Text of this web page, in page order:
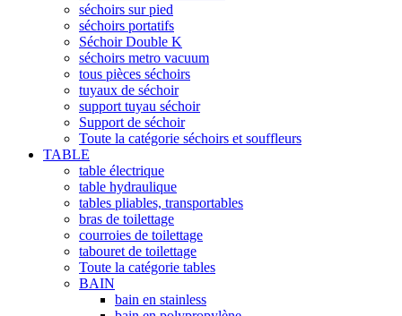
séchoirs sur pied
séchoirs portatifs
Séchoir Double K
séchoirs metro vacuum
tous pièces séchoirs
tuyaux de séchoir
support tuyau séchoir
Support de séchoir
Toute la catégorie séchoirs et souffleurs
TABLE
table électrique
table hydraulique
tables pliables, transportables
bras de toilettage
courroies de toilettage
tabouret de toilettage
Toute la catégorie tables
BAIN
bain en stainless